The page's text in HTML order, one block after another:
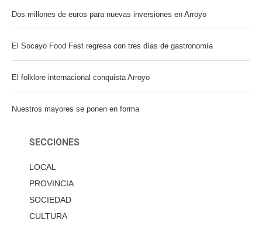
Dos millones de euros para nuevas inversiones en Arroyo
El Socayo Food Fest regresa con tres días de gastronomía
El folklore internacional conquista Arroyo
Nuestros mayores se ponen en forma
SECCIONES
LOCAL
PROVINCIA
SOCIEDAD
CULTURA